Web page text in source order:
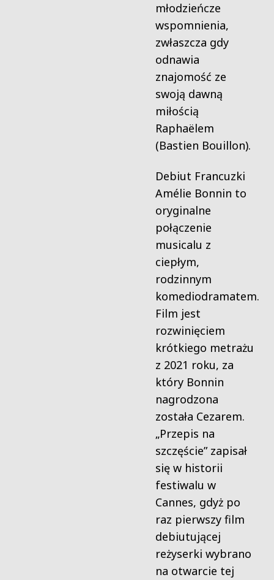
młodzieńcze
wspomnienia,
zwłaszcza gdy
odnawia
znajomość ze
swoją dawną
miłością
Raphaëlem
(Bastien Bouillon).
Debiut Francuzki
Amélie Bonnin to
oryginalne
połączenie
musicalu z
ciepłym,
rodzinnym
komediodramatem.
Film jest
rozwinięciem
krótkiego metrażu
z 2021 roku, za
który Bonnin
nagrodzona
została Cezarem.
„Przepis na
szczęście” zapisał
się w historii
festiwalu w
Cannes, gdyż po
raz pierwszy film
debiutującej
reżyserki wybrano
na otwarcie tej